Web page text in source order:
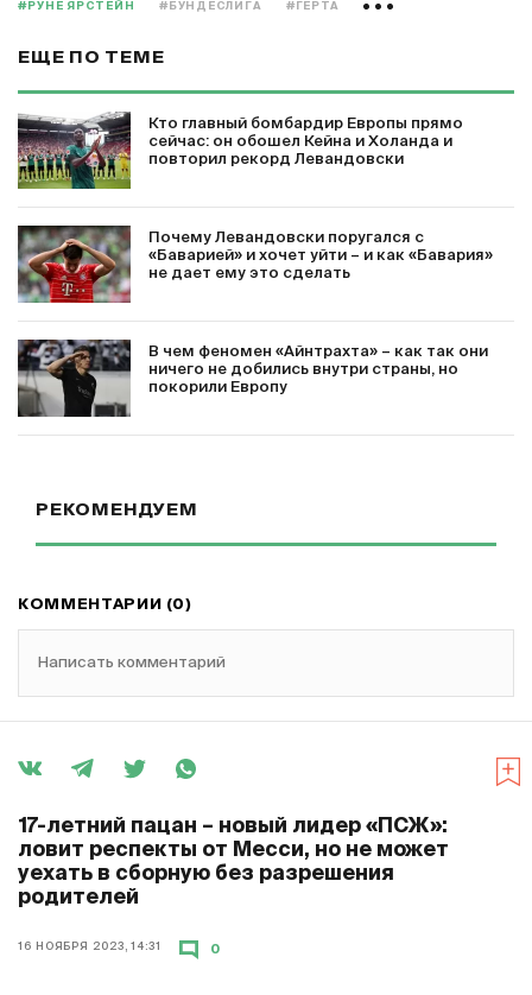
#РУНЕ ЯРСТЕЙН #БУНДЕСЛИГА #ГЕРТА
ЕЩЕ ПО ТЕМЕ
Кто главный бомбардир Европы прямо
сейчас: он обошел Кейна и Холанда и
повторил рекорд Левандовски
Почему Левандовски поругался с
«Баварией» и хочет уйти – и как «Бавария»
не дает ему это сделать
В чем феномен «Айнтрахта» – как так они
ничего не добились внутри страны, но
покорили Европу
РЕКОМЕНДУЕМ
КОММЕНТАРИИ (0)
Написать комментарий
17-летний пацан – новый лидер «ПСЖ»:
ловит респекты от Месси, но не может
уехать в сборную без разрешения
родителей
16 НОЯБРЯ 2023, 14:31 0